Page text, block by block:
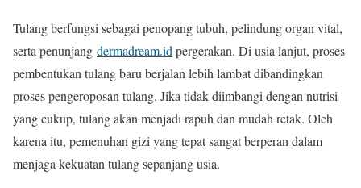
Tulang berfungsi sebagai penopang tubuh, pelindung organ vital,
serta penunjang dermadream.id pergerakan. Di usia lanjut, proses
pembentukan tulang baru berjalan lebih lambat dibandingkan
proses pengeroposan tulang. Jika tidak diimbangi dengan nutrisi
yang cukup, tulang akan menjadi rapuh dan mudah retak. Oleh
karena itu, pemenuhan gizi yang tepat sangat berperan dalam
menjaga kekuatan tulang sepanjang usia.